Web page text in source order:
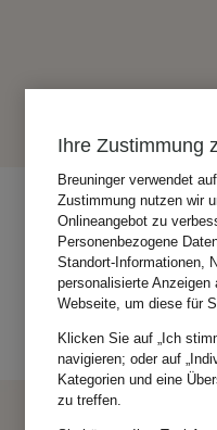
Ihre Zustimmung
Breuninger verwendet
Zustimmung nutzen wir
Onlineangebot zu
Personenbezogene
Standort-Informationen,
personalisierte
Webseite, um diese für
Klicken Sie auf „Ich
navigieren; oder auf
Kategorien und eine
zu treffen.